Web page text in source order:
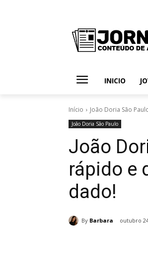
INICIO
Início João Doria São
João Doria São Paulo
João
rápido e
dado!
By Barbara outubro